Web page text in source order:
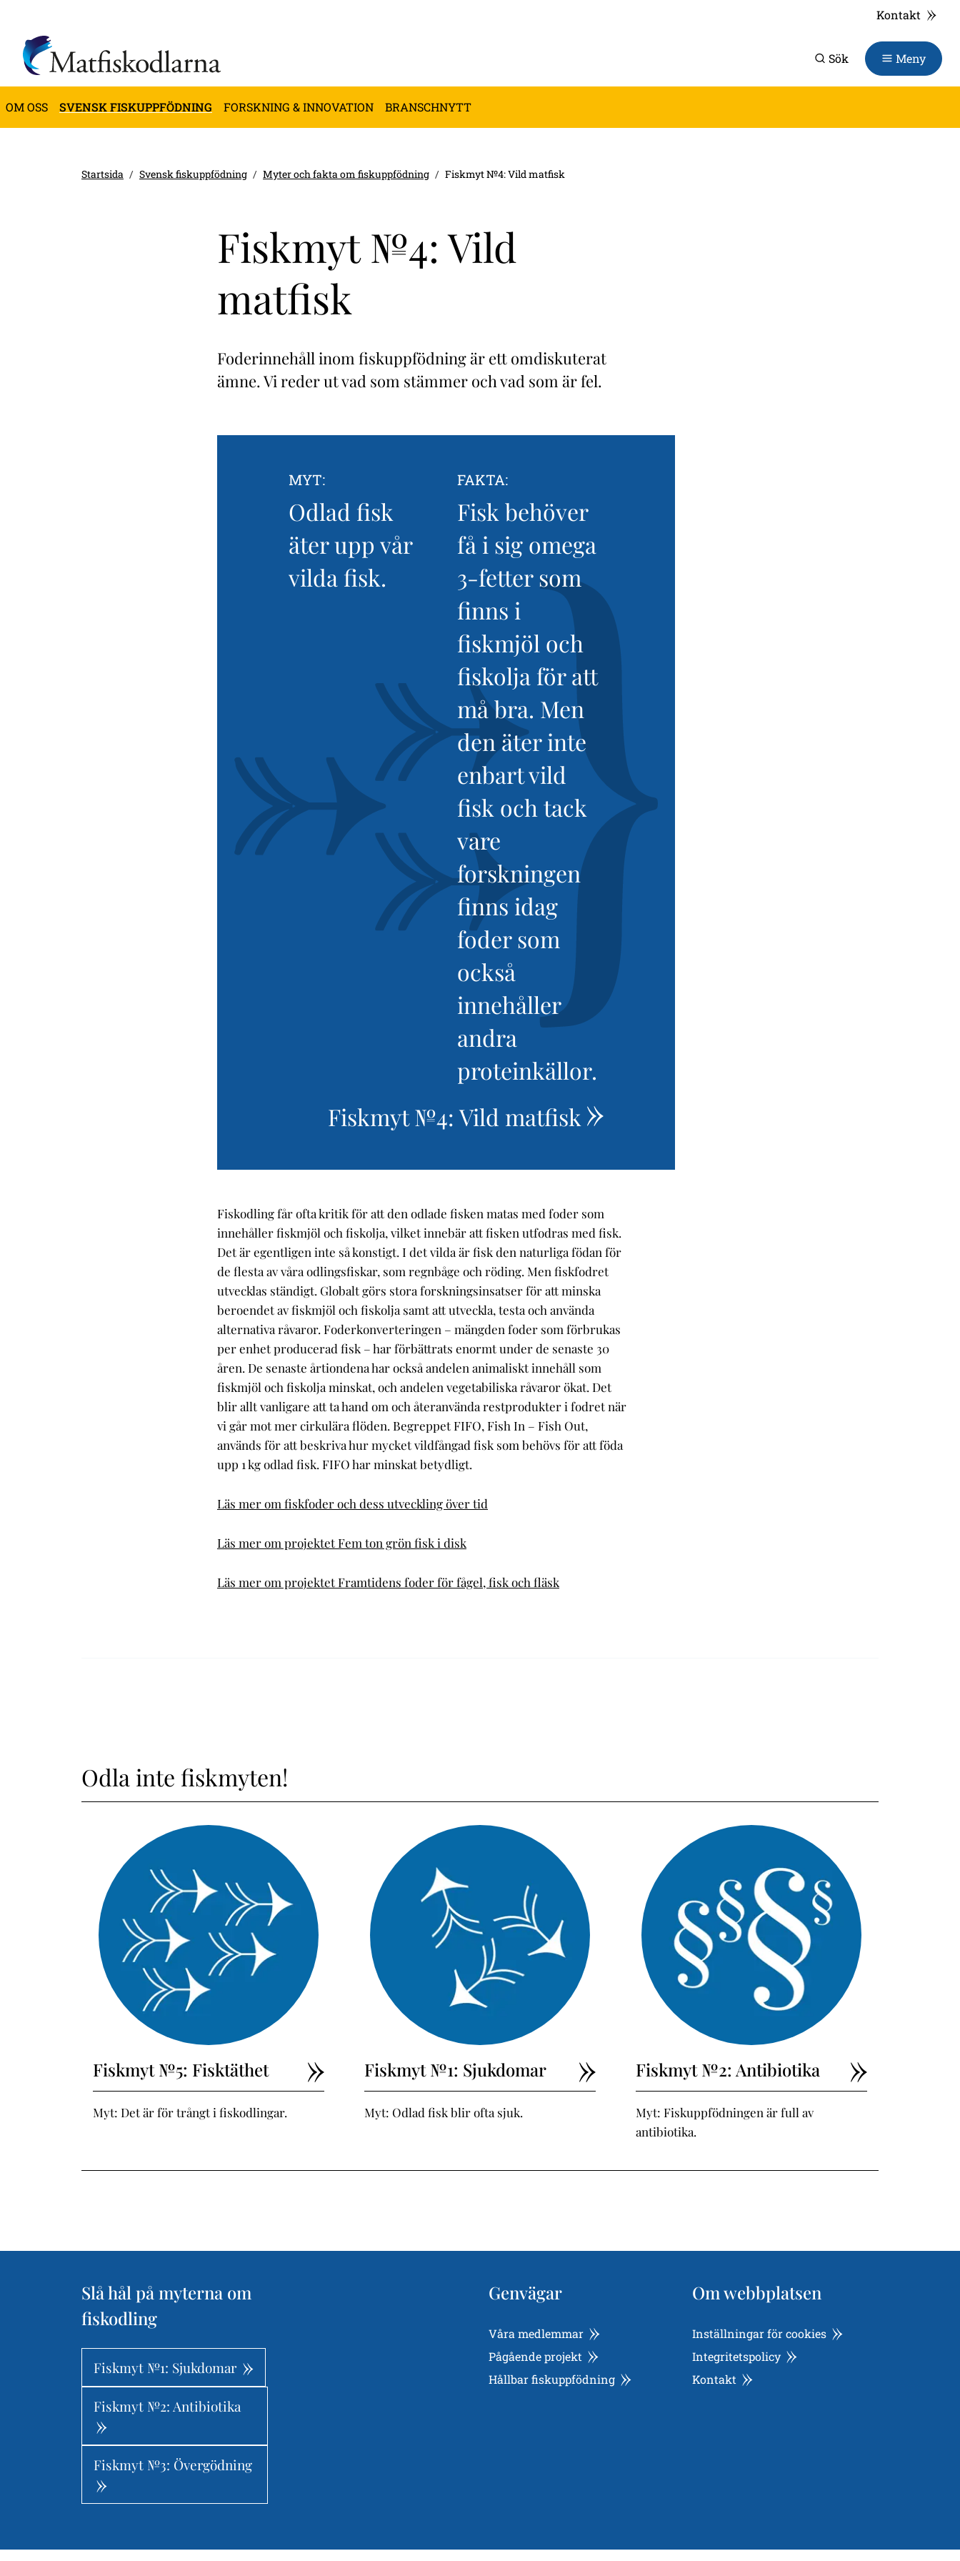
Kontakt
OM OSS SVENSK FISKUPPFÖDNING FORSKNING & INNOVATION BRANSCHNYTT
Sök Meny
Startsida Svensk fiskuppfödning Myter och fakta om fiskuppfödning Fiskmyt №4: Vild matfisk
Fiskmyt №4: Vild
matfisk
Foderinnehåll inom fiskuppfödning är ett omdiskuterat
ämne. Vi reder ut vad som stämmer och vad som är fel.
MYT:
Odlad fisk
äter upp vår
vilda fisk.
FAKTA:
Fisk behöver
få i sig omega
3-fetter som
finns i
fiskmjöl och
fiskolja för att
må bra. Men
den äter inte
enbart vild
fisk och tack
vare
forskningen
finns idag
foder som
också
innehåller
andra
proteinkällor.
Fiskmyt №4: Vild matfisk
Fiskodling får ofta kritik för att den odlade fisken matas med foder som
innehåller fiskmjöl och fiskolja, vilket innebär att fisken utfodras med fisk.
Det är egentligen inte så konstigt. I det vilda är fisk den naturliga födan för
de flesta av våra odlingsfiskar, som regnbåge och röding. Men fiskfodret
utvecklas ständigt. Globalt görs stora forskningsinsatser för att minska
beroendet av fiskmjöl och fiskolja samt att utveckla, testa och använda
alternativa råvaror. Foderkonverteringen – mängden foder som förbrukas
per enhet producerad fisk – har förbättrats enormt under de senaste 30
åren. De senaste årtiondena har också andelen animaliskt innehåll som
fiskmjöl och fiskolja minskat, och andelen vegetabiliska råvaror ökat. Det
blir allt vanligare att ta hand om och återanvända restprodukter i fodret när
vi går mot mer cirkulära flöden. Begreppet FIFO, Fish In – Fish Out,
används för att beskriva hur mycket vildfångad fisk som behövs för att föda
upp 1 kg odlad fisk. FIFO har minskat betydligt.
Läs mer om fiskfoder och dess utveckling över tid
Läs mer om projektet Fem ton grön fisk i disk
Läs mer om projektet Framtidens foder för fågel, fisk och fläsk
Odla inte fiskmyten!
Fiskmyt №5: Fisktäthet
Myt: Det är för trångt i fiskodlingar.
Fiskmyt №1: Sjukdomar
Myt: Odlad fisk blir ofta sjuk.
Fiskmyt №2: Antibiotika
Myt: Fiskuppfödningen är full av
antibiotika.
Slå hål på myterna om
fiskodling
Fiskmyt №1: Sjukdomar
Fiskmyt №2: Antibiotika
Fiskmyt №3: Övergödning
Genvägar
Våra medlemmar
Pågående projekt
Hållbar fiskuppfödning
Om webbplatsen
Inställningar för cookies
Integritetspolicy
Kontakt